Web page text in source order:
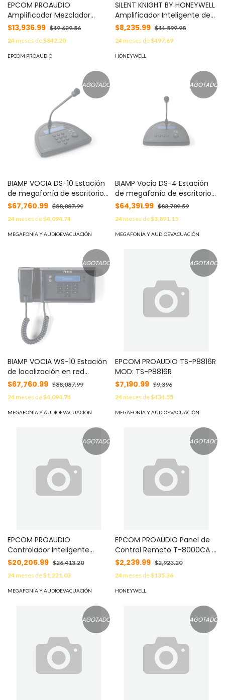
EPCOM PROAUDIO
Amplificador Mezclador
Digital de Matriz de 2
Canales MOD: SF-2240UC
$13,936.99 $19,629.56
24meses de$842.20
EPCOM PROAUDIO
SILENT KNIGHT BY HONEYWELL
Amplificador Inteligente de
125 Watts para Sistema de
Evacuación por Voz, con
Fuente de Alimentación y
Respaldo de Batería MOD:
$8,235.99 $11,599.98
24meses de$497.69
HONEYWELL
AGOTADO
BIAMP VOCIA DS-10 Estación
de megafonía de escritorio
en red
$67,760.99 $88,087.99
24meses de$4,094.74
MEGAFONÍA Y AUDIOEVACUACIÓN
AGOTADO
BIAMP Vocia DS-4 Estación
de megafonía de escritorio
en red.
$64,391.99 $83,709.59
24meses de$3,891.15
MEGAFONÍA Y AUDIOEVACUACIÓN
AGOTADO
BIAMP VOCIA WS-10 Estación
de localización en red
montaje en pared.
$67,760.99 $88,087.99
24meses de$4,094.74
MEGAFONÍA Y AUDIOEVACUACIÓN
AGOTADO
EPCOM PROAUDIO TS-P8816R
MOD: TS-P8816R
$7,190.99 $9,396
24meses de$434.55
MEGAFONÍA Y AUDIOEVACUACIÓN
AGOTADO
EPCOM PROAUDIO
Controlador Inteligente
Micro PA System / Pantalla
Táctil Capacitiva 7 Pulgadas
1024x600 / Procesador
Quad-Core Cortex-A35
Almacenamiento Interno / 2
Entradas Micrófono 48V
Phantom / Control 10 Zonas
Programaci&oacut MOD: T-
$20,205.99 $26,413.20
24meses de$1,221.03
MEGAFONÍA Y AUDIOEVACUACIÓN
AGOTADO
EPCOM PROAUDIO Panel de
Control Remoto T-8000CA /
Micrófono Condensador /
Protocolo RS485-TCPIP / 3
Entradas Audio (Mic-AUX-
USB) / Bluetooth Integrado /
DC24V MOD: T-8000CA
$2,239.99 $2,923.20
24meses de$135.36
HONEYWELL
AGOTADO AGOTADO